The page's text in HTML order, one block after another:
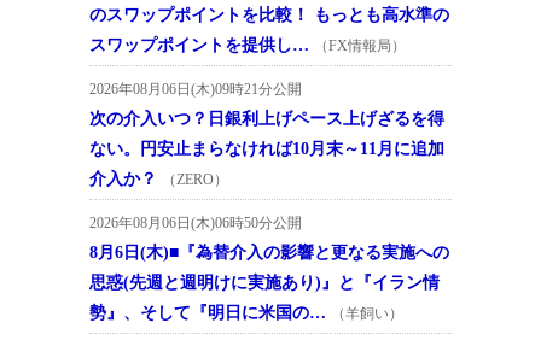
のスワップポイントを比較！ もっとも高水準の
スワップポイントを提供し…
（FX情報局）
2026年08月06日(木)09時21分公開
次の介入いつ？日銀利上げペース上げざるを得
ない。円安止まらなければ10月末～11月に追加
介入か？
（ZERO）
2026年08月06日(木)06時50分公開
8月6日(木)■『為替介入の影響と更なる実施への
思惑(先週と週明けに実施あり)』と『イラン情
勢』、そして『明日に米国の…
（羊飼い）